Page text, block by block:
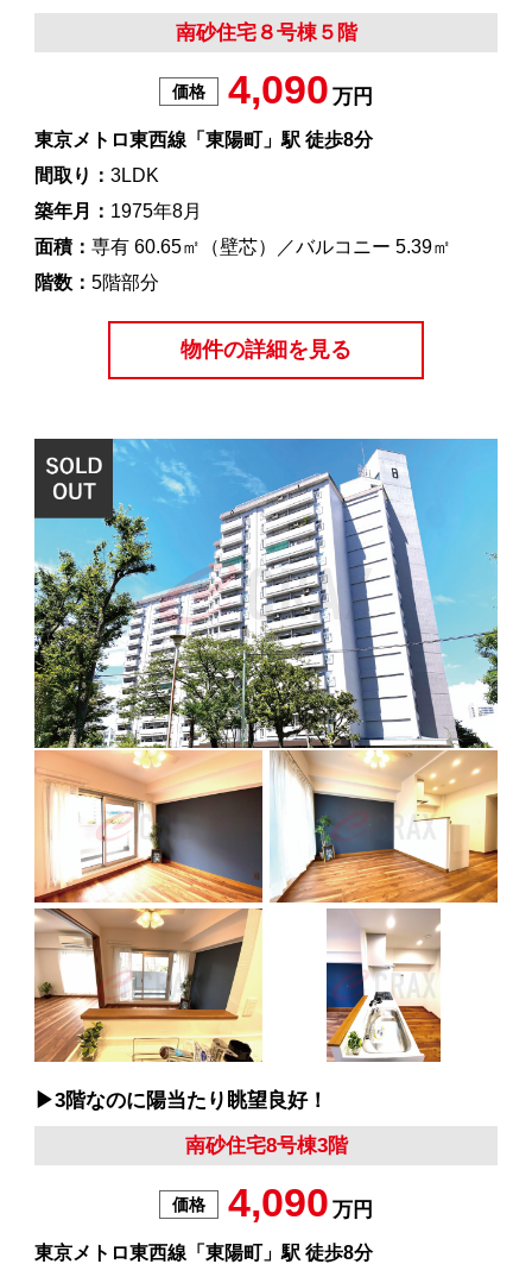
南砂住宅８号棟５階
価格 4,090 万円
東京メトロ東西線「東陽町」駅 徒歩8分
間取り： 3LDK
築年月： 1975年8月
面積： 専有 60.65㎡（壁芯）／バルコニー 5.39㎡
階数： 5階部分
物件の詳細を見る
▶︎3階なのに陽当たり眺望良好！
南砂住宅8号棟3階
価格 4,090 万円
東京メトロ東西線「東陽町」駅 徒歩8分